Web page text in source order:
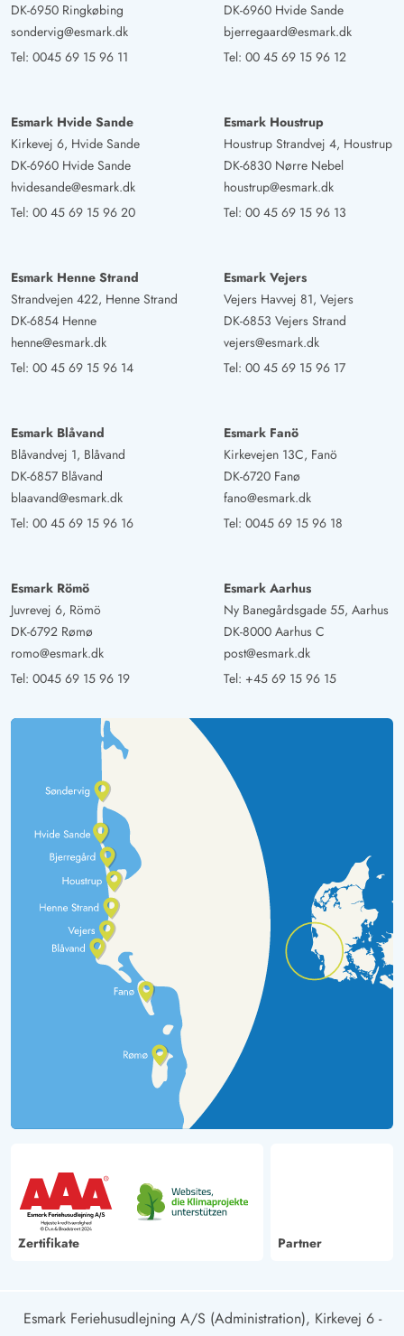
DK-6950 Ringkøbing
sondervig@esmark.dk
Tel: 0045 69 15 96 11
DK-6960 Hvide Sande
bjerregaard@esmark.dk
Tel: 00 45 69 15 96 12
Esmark Hvide Sande
Kirkevej 6, Hvide Sande
DK-6960 Hvide Sande
hvidesande@esmark.dk
Tel: 00 45 69 15 96 20
Esmark Houstrup
Houstrup Strandvej 4, Houstrup
DK-6830 Nørre Nebel
houstrup@esmark.dk
Tel: 00 45 69 15 96 13
Esmark Henne Strand
Strandvejen 422, Henne Strand
DK-6854 Henne
henne@esmark.dk
Tel: 00 45 69 15 96 14
Esmark Vejers
Vejers Havvej 81, Vejers
DK-6853 Vejers Strand
vejers@esmark.dk
Tel: 00 45 69 15 96 17
Esmark Blåvand
Blåvandvej 1, Blåvand
DK-6857 Blåvand
blaavand@esmark.dk
Tel: 00 45 69 15 96 16
Esmark Fanö
Kirkevejen 13C, Fanö
DK-6720 Fanø
fano@esmark.dk
Tel: 0045 69 15 96 18
Esmark Römö
Juvrevej 6, Römö
DK-6792 Rømø
romo@esmark.dk
Tel: 0045 69 15 96 19
Esmark Aarhus
Ny Banegårdsgade 55, Aarhus
DK-8000 Aarhus C
post@esmark.dk
Tel: +45 69 15 96 15
Zertifikate Partner
Esmark Feriehusudlejning A/S (Administration), Kirkevej 6 -